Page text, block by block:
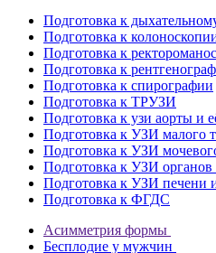
Подготовка к
Подготовка к
Подготовка к
Подготовка к
Подготовка к спирографии
Подготовка к ТРУЗИ
Подготовка к узи аорты и
Подготовка к УЗИ малого
Подготовка к УЗИ
Подготовка к УЗИ
Подготовка к УЗИ печени
Подготовка к ФГДС
Асимметрия формы
Бесплодие у мужчин